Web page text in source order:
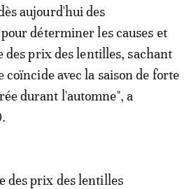
aujourd'hui des
déterminer les causes et
des prix des lentilles, sachant
avec la saison de forte
durant l'automne", a
des prix des lentilles